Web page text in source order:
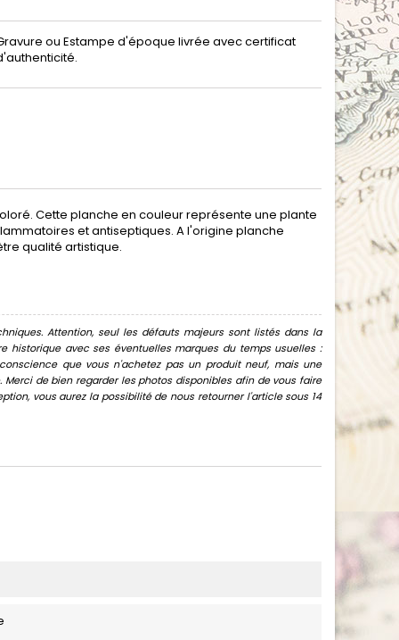
ou Estampe d'époque livrée avec certificat
Cette planche en couleur représente une plante
et antiseptiques. A l'origine planche
qualité artistique.
Attention, seul les défauts majeurs sont listés dans la
avec ses éventuelles marques du temps usuelles :
que vous n'achetez pas un produit neuf, mais une
de bien regarder les photos disponibles afin de vous faire
vous aurez la possibilité de nous retourner l'article sous 14